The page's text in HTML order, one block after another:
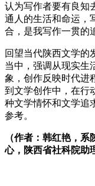
认为写作者要有良知
通人的生活和命运，
合，是我写作一贯的
回望当代陕西文学的
当中，强调从现实生
象，创作反映时代进
到文学创作中，在行
种文学情怀和文学追
参考。
（作者：韩红艳，
心，陕西省社科院助